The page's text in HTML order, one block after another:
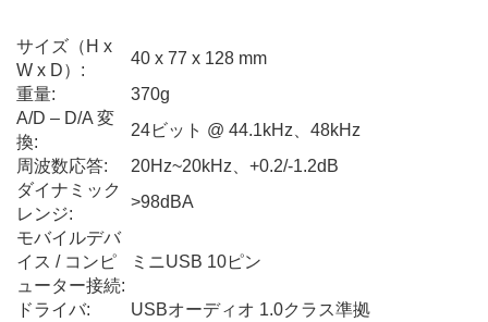
サイズ（H x
W x D）:
40 x 77 x 128 mm
重量:
370g
A/D – D/A 変
換:
24ビット @ 44.1kHz、48kHz
周波数応答:
20Hz~20kHz、+0.2/-1.2dB
ダイナミック
レンジ:
>98dBA
モバイルデバ
イス / コンピ
ューター接続:
ミニUSB 10ピン
ドライバ:
USBオーディオ 1.0クラス準拠